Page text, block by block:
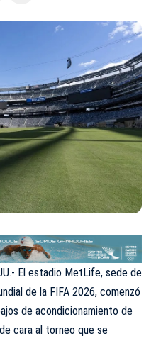
El estadio MetLife, sede de
de la FIFA 2026, comenzó
de acondicionamiento de
cara al torneo que se